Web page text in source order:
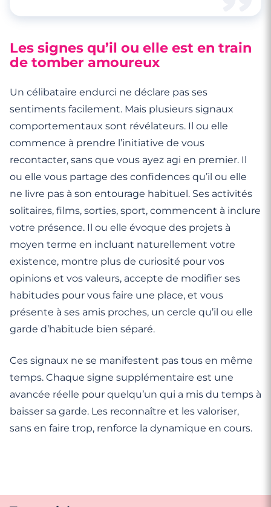
Les signes qu’il ou elle est en train
de tomber amoureux
Un célibataire endurci ne déclare pas ses
sentiments facilement. Mais plusieurs signaux
comportementaux sont révélateurs. Il ou elle
commence à prendre l’initiative de vous
recontacter, sans que vous ayez agi en premier. Il
ou elle vous partage des confidences qu’il ou elle
ne livre pas à son entourage habituel. Ses activités
solitaires, films, sorties, sport, commencent à inclure
votre présence. Il ou elle évoque des projets à
moyen terme en incluant naturellement votre
existence, montre plus de curiosité pour vos
opinions et vos valeurs, accepte de modifier ses
habitudes pour vous faire une place, et vous
présente à ses amis proches, un cercle qu’il ou elle
garde d’habitude bien séparé.
Ces signaux ne se manifestent pas tous en même
temps. Chaque signe supplémentaire est une
avancée réelle pour quelqu’un qui a mis du temps à
baisser sa garde. Les reconnaître et les valoriser,
sans en faire trop, renforce la dynamique en cours.